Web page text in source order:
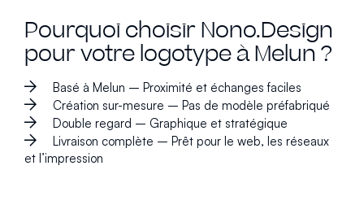
Pourquoi choisir Nono.Design
pour votre logotype à Melun ?
Basé à Melun – Proximité et échanges faciles
Création sur-mesure – Pas de modèle préfabriqué
Double regard – Graphique et stratégique
Livraison complète – Prêt pour le web, les réseaux
et l’impression